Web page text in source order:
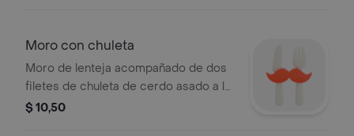
Moro con chuleta
Moro de lenteja acompañado de dos
filetes de chuleta de cerdo asado a la
parrilla.
$ 10,50